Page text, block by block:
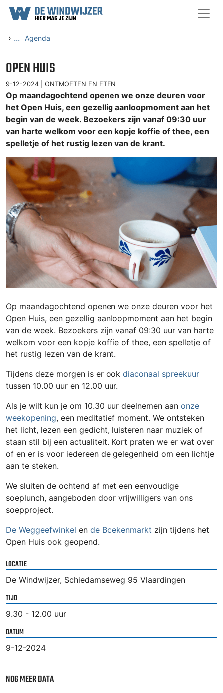
Ga naar content
› ... Agenda
OPEN HUIS
9-12-2024 | ONTMOETEN EN ETEN
Op maandagochtend openen we onze deuren voor
het Open Huis, een gezellig aanloopmoment aan het
begin van de week. Bezoekers zijn vanaf 09:30 uur
van harte welkom voor een kopje koffie of thee, een
spelletje of het rustig lezen van de krant.
Op maandagochtend openen we onze deuren voor het
Open Huis, een gezellig aanloopmoment aan het begin
van de week. Bezoekers zijn vanaf 09:30 uur van harte
welkom voor een kopje koffie of thee, een spelletje of
het rustig lezen van de krant.
Tijdens deze morgen is er ook diaconaal spreekuur
tussen 10.00 uur en 12.00 uur.
Als je wilt kun je om 10.30 uur deelnemen aan onze
weekopening, een meditatief moment. We ontsteken
het licht, lezen een gedicht, luisteren naar muziek of
staan stil bij een actualiteit. Kort praten we er wat over
of en er is voor iedereen de gelegenheid om een lichtje
aan te steken.
We sluiten de ochtend af met een eenvoudige
soeplunch, aangeboden door vrijwilligers van ons
soepproject.
De Weggeefwinkel en de Boekenmarkt zijn tijdens het
Open Huis ook geopend.
LOCATIE
De Windwijzer, Schiedamseweg 95 Vlaardingen
TIJD
9.30 - 12.00 uur
DATUM
9-12-2024
NOG MEER DATA